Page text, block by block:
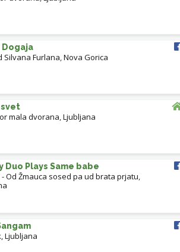
Dogaja
Silvana Furlana,Nova Gorica
mala dvorana,Ljubljana
Duo Plays Same babe
- Od Žmauca sosed pa ud brata prjatu,
Ljubljana